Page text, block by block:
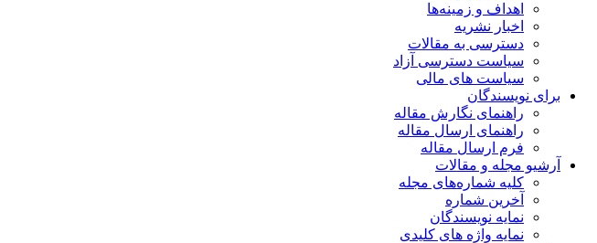
اهداف و زمینه‌ها
اخبار نشریه
دسترسی به مقالات
سیاست دسترسی آزاد
سیاست های مالی
برای نویسندگان
راهنمای نگارش مقاله
راهنمای ارسال مقاله
فرم ارسال مقاله
آرشیو مجله و مقالات
کلیه شماره‌های مجله
آخرین شماره
نمایه نویسندگان
نمایه واژه های کلیدی